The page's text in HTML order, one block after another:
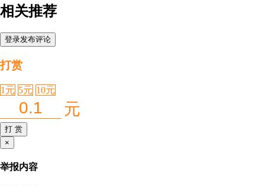
相关推荐
登录发布评论
打赏
1元 5元 10元
元
打 赏
×
举报内容